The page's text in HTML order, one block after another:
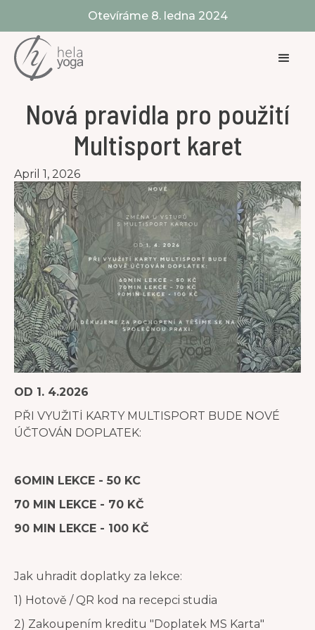
Otevíráme 8. ledna 2024
Nová pravidla pro použití
Multisport karet
April 1, 2026
OD 1. 4.2026
PŘI VYUŽITİ KARTY MULTISPORT BUDE NOVÉ
ÚČTOVÁN DOPLATEK:
6OMIN LEKCE - 50 KC
70 MIN LEKCE - 70 KČ
90 MIN LEKCE - 100 KČ
Jak uhradit doplatky za lekce:
1) Hotově / QR kod na recepci studia
2) Zakoupením kreditu "Doplatek MS Karta"